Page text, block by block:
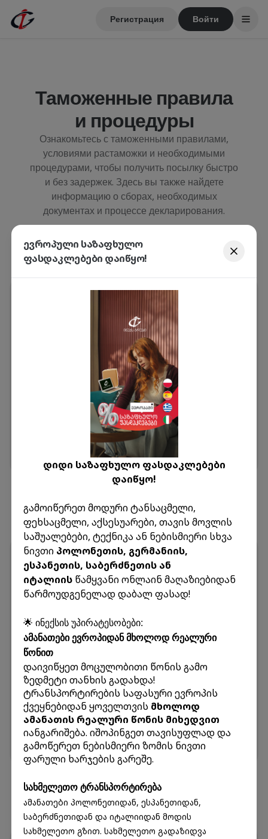
Регистрация Войти
Таможенные правила
и процедуры
Ознакомьтесь с таможенными правилами,
условиями растаможки и необходимыми
процедурами, чтобы получить посылку быстро
и без задержек. Здесь вы также найдете
информацию о сборах, необходимых
документах и процессе декларирования.
Растаможка и стоимость услуг
Таможенное обслуживание и декларирование
Все процедуры, связанные с растаможкой и
взаимодействием с таможней, обеспечивают
декларанты Inex Group.
С 1 июля 2025 года стоимость услуг
декларирования составляет:
Онлайн-посылка - 10 лари
Персональная посылка - 15 лари
Инвойс за услуги декларирования доступен в
вашем личном кабинете, а оплата возможна как
онлайн, так и на месте при получении посылки.
В каких случаях посылка подлежит
растаможке?
Когда происходит растаможка?
Согласно законодательству Грузии, растаможке
подлежит:
Посылка стоимостью более 300 лари
Посылка весом более 30 кг
Однородные товары
Если несколько посылок, заказанных на одном и
том же сайте, попадут на один рейс и их общая
стоимость превысит 300 лари, они будут
растаможены.
Посылки, заказанные с разных сайтов, которые
прибудут одним рейсом, не суммируются.
ევროპული საზაფხულო
ფასდაკლებები დაიწყო!
დიდი საზაფხულო ფასდაკლებები
დაიწყო!
გამოიწერეთ მოდური ტანსაცმელი,
ფეხსაცმელი, აქსესუარები, თავის მოვლის
საშუალებები, ტექნიკა ან ნებისმიერი სხვა
ნივთი პოლონეთის, გერმანიის,
ესპანეთის, საბერძნეთის ან
იტალიის წამყვანი ონლაინ მაღაზიებიდან
წარმოუდგენელად დაბალ ფასად!
🌟 ინექსის უპირატესობები:
ამანათები ევროპიდან მხოლოდ რეალური
წონით
დაივიწყეთ მოცულობითი წონის გამო
ზედმეტი თანხის გადახდა!
ტრანსპორტირების საფასური ევროპის
ქვეყნებიდან ყოველთვის მხოლოდ
ამანათის რეალური წონის მიხედვით
იანგარიშება. იშოპინგეთ თავისუფლად და
გამოწერეთ ნებისმიერი ზომის ნივთი
ფარული ხარჯების გარეშე.
სახმელეთო ტრანსპორტირება
ამანათები პოლონეთიდან, ესპანეთიდან,
საბერძნეთიდან და იტალიიდან მოდის
სახმელეთო გზით. სახმელეთო გადაზიდვა